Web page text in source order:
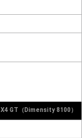
X4 GT（Dimensity 8100）